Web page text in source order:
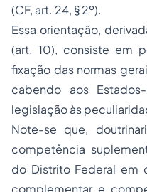
(CF, art. 24, § 2º).
Essa orientação,
(art. 10), consiste em
fixação das normas
cabendo aos
legislação às
Note-se que,
competência
do Distrito Federal em